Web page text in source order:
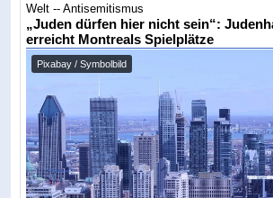
Welt -- Antisemitismus
„Juden dürfen hier nicht sein“:
erreicht Montreals Spielplätze
Pixabay / Symbolbild